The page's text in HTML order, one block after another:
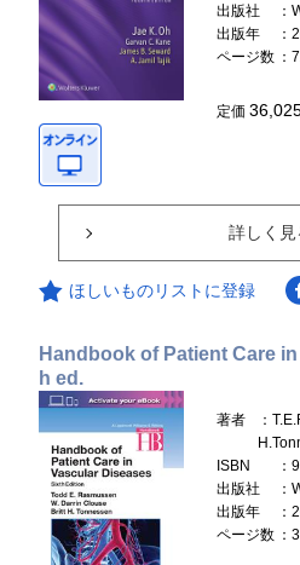
出版社
：
出版年
：
ページ数 ：
定価
詳しく見
ほしいものリストに登録
Handbook of Patient Care
h ed.
著者
：
ISBN
出版社
：
出版年
：
ページ数 ：